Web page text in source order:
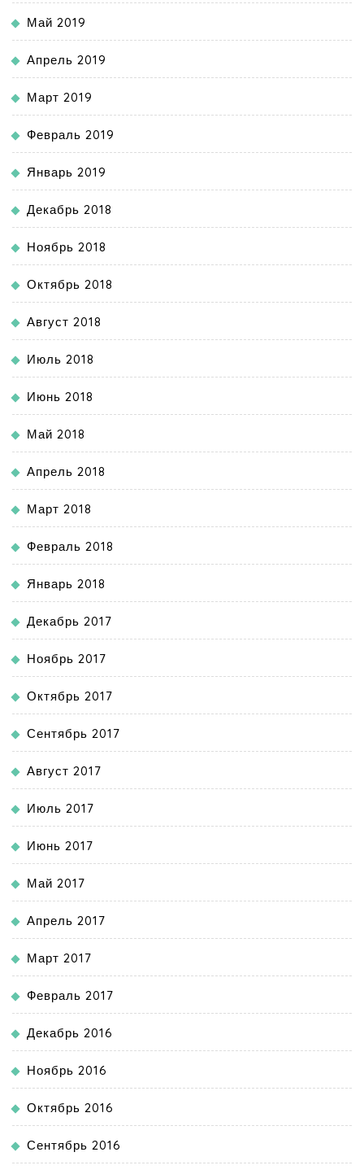
Май 2019
Апрель 2019
Март 2019
Февраль 2019
Январь 2019
Декабрь 2018
Ноябрь 2018
Октябрь 2018
Август 2018
Июль 2018
Июнь 2018
Май 2018
Апрель 2018
Март 2018
Февраль 2018
Январь 2018
Декабрь 2017
Ноябрь 2017
Октябрь 2017
Сентябрь 2017
Август 2017
Июль 2017
Июнь 2017
Май 2017
Апрель 2017
Март 2017
Февраль 2017
Декабрь 2016
Ноябрь 2016
Октябрь 2016
Сентябрь 2016